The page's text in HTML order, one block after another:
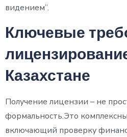
видением”.
Ключевые
Казахстане
Получение лицензии – не
формальность.Это
включающий проверку